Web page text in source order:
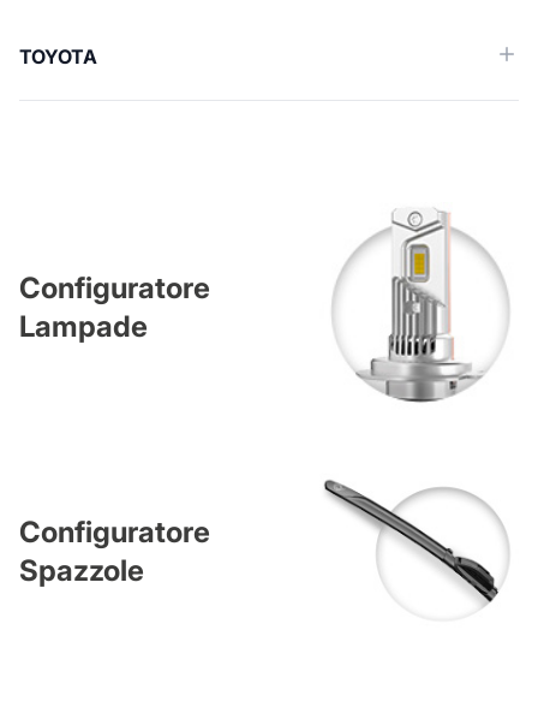
TOYOTA
Configuratore
Lampade
Configuratore
Spazzole